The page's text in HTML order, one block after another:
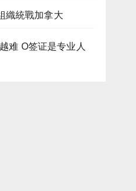
織統戰加拿大
难 O签证是专业人